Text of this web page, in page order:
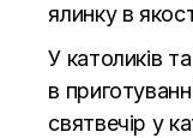
ялинку в
У католиків
в
святвечір у